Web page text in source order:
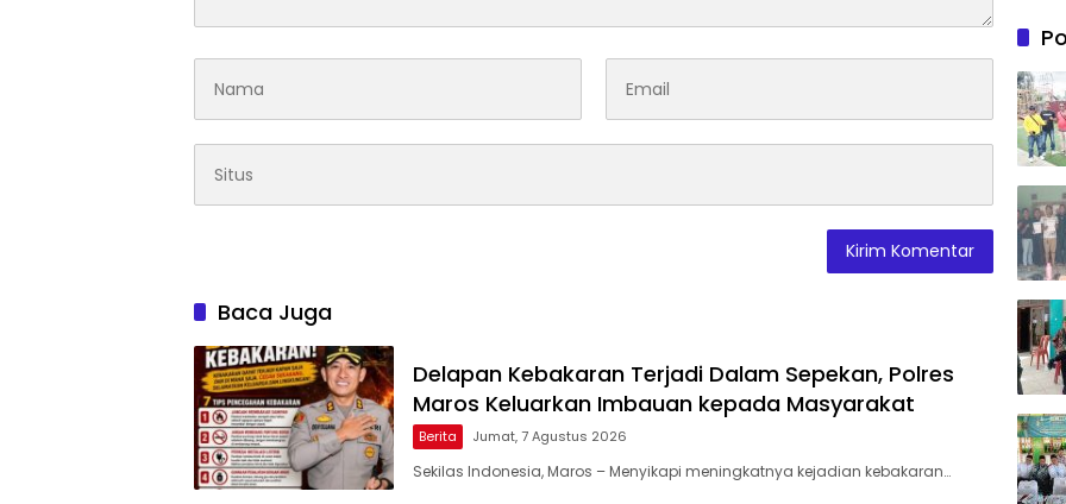
Baca Juga
Delapan Kebakaran Terjadi Dalam Sepekan, Polres
Maros Keluarkan Imbauan kepada Masyarakat
Berita Jumat, 7 Agustus 2026
Sekilas Indonesia, Maros – Menyikapi meningkatnya kejadian kebakaran…
Krisis